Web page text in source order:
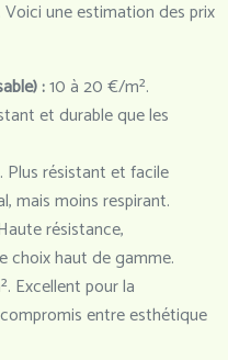
une estimation des prix
:10 à 20 €/m².
et durable que les
Plus résistant et facile
mais moins respirant.
résistance,
choix haut de gamme.
Excellent pour la
entre esthétique